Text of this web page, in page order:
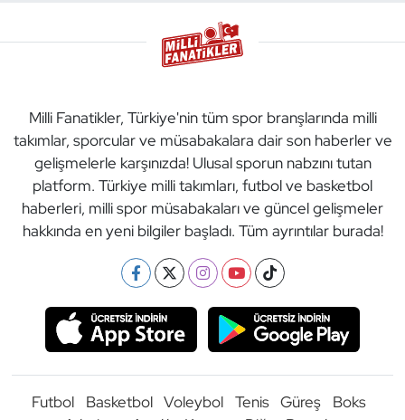
Milli Fanatikler, Türkiye'nin tüm spor branşlarında milli
takımlar, sporcular ve müsabakalara dair son haberler ve
gelişmelerle karşınızda! Ulusal sporun nabzını tutan
platform. Türkiye milli takımları, futbol ve basketbol
haberleri, milli spor müsabakaları ve güncel gelişmeler
hakkında en yeni bilgiler başladı. Tüm ayrıntılar burada!
Futbol Basketbol Voleybol Tenis Güreş
Boks